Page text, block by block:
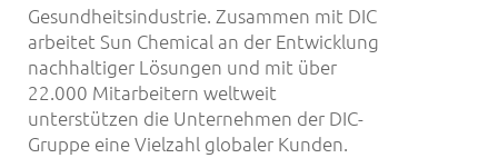
Gesundheitsindustrie. Zusammen mit DIC
arbeitet Sun Chemical an der Entwicklung
nachhaltiger Lösungen und mit über
22.000 Mitarbeitern weltweit
unterstützen die Unternehmen der DIC-
Gruppe eine Vielzahl globaler Kunden.